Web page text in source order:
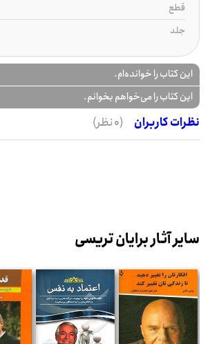
قطع
جلد
این کتاب را خوانده‌ام.
این کتاب را می‌خواهم بخوانم.
نظرات کاربران
(0 نظر)
سایر آثار برایان تریسی